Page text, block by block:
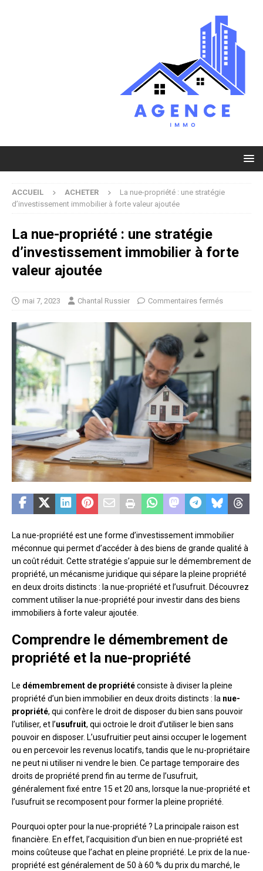
ACCUEIL ACHETER
La nue-propriété : une stratégie
d’investissement immobilier à forte valeur ajoutée
La nue-propriété : une stratégie
d’investissement immobilier à forte
valeur ajoutée
mai 7, 2023 Chantal Russier Commentaires fermés
La nue-propriété est une forme d’investissement immobilier
méconnue qui permet d’accéder à des biens de grande qualité à
un coût réduit. Cette stratégie s’appuie sur le démembrement de
propriété, un mécanisme juridique qui sépare la pleine propriété
en deux droits distincts : la nue-propriété et l’usufruit. Découvrez
comment utiliser la nue-propriété pour investir dans des biens
immobiliers à forte valeur ajoutée.
Comprendre le démembrement de
propriété et la nue-propriété
Le démembrement de propriétéconsiste à diviser la pleine
propriété d’un bien immobilier en deux droits distincts : la nue-
propriété, qui confère le droit de disposer du bien sans pouvoir
l’utiliser, et l’usufruit, qui octroie le droit d’utiliser le bien sans
pouvoir en disposer. L’usufruitier peut ainsi occuper le logement
ou en percevoir les revenus locatifs, tandis que le nu-propriétaire
ne peut ni utiliser ni vendre le bien. Ce partage temporaire des
droits de propriété prend fin au terme de l’usufruit,
généralement fixé entre 15 et 20 ans, lorsque la nue-propriété et
l’usufruit se recomposent pour former la pleine propriété.
Pourquoi opter pour la nue-propriété ? La principale raison est
financière. En effet, l’acquisition d’un bien en nue-propriété est
moins coûteuse que l’achat en pleine propriété. Le prix de la nue-
propriété est généralement de 50 à 60 % du prix du marché, le